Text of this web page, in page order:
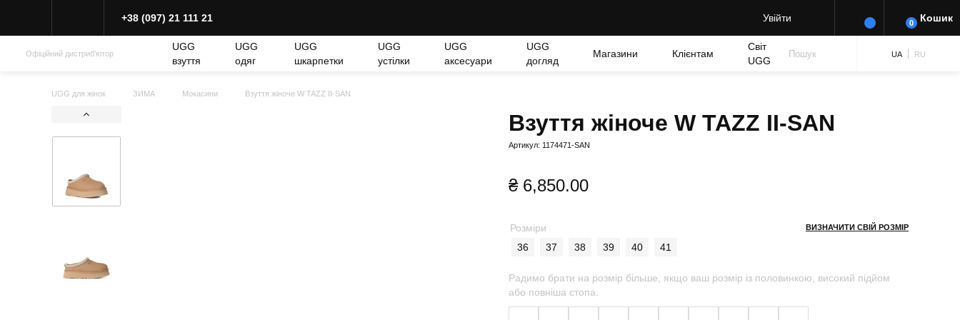
+38 (097) 21 111 21 Увійти 0 Кошик
Офіційний дистриб'ютор
UGG
взуття
UGG
одяг
UGG
шкарпетки
UGG
устілки
UGG
аксесуари
UGG
догляд
Магазини Клієнтам
Світ
UGG
Пошук UA RU
UGG для жінок ЗИМА Мокасини Взуття жіноче W TAZZ II-SAN
Взуття жіноче W TAZZ II-SAN
Артикул: 1174471-SAN
₴6,850.00
ВИЗНАЧИТИ СВІЙ РОЗМІР
Розміри
36
37 38 39 40 41
Радимо брати на розмір більше, якщо ваш розмір із половинкою, високий підйом
або повніша стопа.